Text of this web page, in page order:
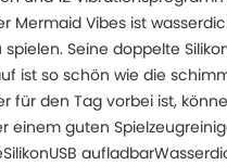
Mermaid Vibes ist
spielen. Seine doppelte
ist so schön wie die
für den Tag vorbei ist,
einem guten